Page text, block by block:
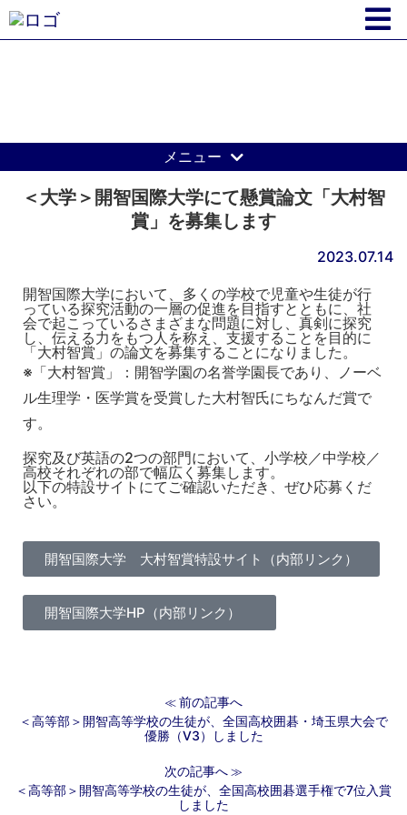
メニュー
＜大学＞開智国際大学にて懸賞論文「大村智
賞」を募集します
2023.07.14
開智国際大学において、多くの学校で児童や生徒が行
っている探究活動の一層の促進を目指すとともに、社
会で起こっているさまざまな問題に対し、真剣に探究
し、伝える力をもつ人を称え、支援することを目的に
「大村智賞」の論文を募集することになりました。
※「大村智賞」：開智学園の名誉学園長であり、ノーベ
ル生理学・医学賞を受賞した大村智氏にちなんだ賞で
す。
探究及び英語の2つの部門において、小学校／中学校／
高校それぞれの部で幅広く募集します。
以下の特設サイトにてご確認いただき、ぜひ応募くだ
さい。
開智国際大学 大村智賞特設サイト（内部リンク）
開智国際大学HP（内部リンク）
≪前の記事へ
＜高等部＞開智高等学校の生徒が、全国高校囲碁・埼玉県大会で
優勝（V3）しました
次の記事へ≫
＜高等部＞開智高等学校の生徒が、全国高校囲碁選手権で7位入賞
しました